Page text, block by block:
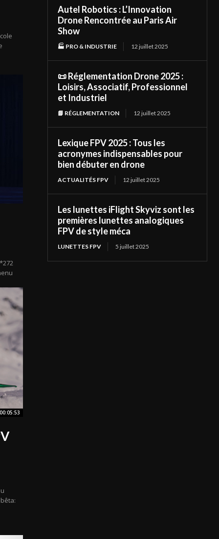
00:05:53
Autel Robotics : L’Innovation
Drone Rencontrée au Paris Air
Show
🏭 PRO & INDUSTRIE 12 juillet 2025
📜 Réglementation Drone 2025 :
Loisirs, Associatif, Professionnel
et Industriel
📘 RÉGLEMENTATION 12 juillet 2025
Lexique FPV 2025 : Tous les
acronymes indispensables pour
bien débuter en drone
ACTUALITÉS FPV 12 juillet 2025
Les lunettes iFlight Skyviz sont les
premières lunettes analogiques
FPV de style méca
LUNETTES FPV 5 juillet 2025